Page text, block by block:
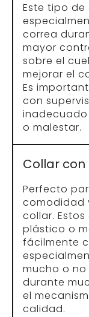
Este tipo
correa
mayor
sobre el
mejorar el
Es
con
o malestar.
Collar con
Perfecto
comodidad
collar.
plástico o
fácilmente
mucho o
durante
el
calidad.